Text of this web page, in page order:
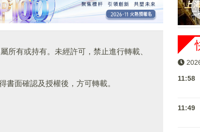
所有或持有。未經許可，禁止進行轉載、
得書面確認及授權後，方可轉載。
11:58
11:49